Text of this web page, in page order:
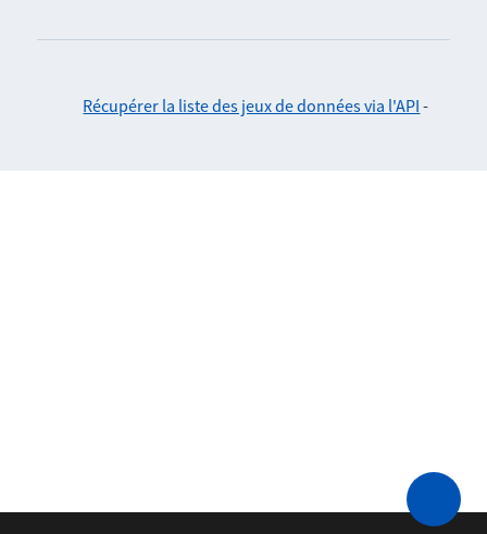
Récupérer la liste des jeux de données via l'API -